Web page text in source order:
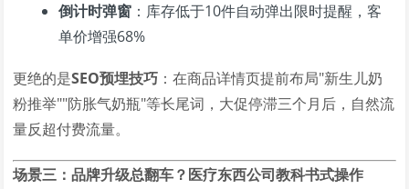
倒计时弹窗 ：库存低于10件自动弹出限时提醒，客
单价增强68%
更绝的是SEO预埋技巧 ：在商品详情页提前布局"新生儿奶
粉推举""防胀气奶瓶"等长尾词，大促停滞三个月后，自然流
量反超付费流量。
场景三：品牌升级总翻车？医疗东西公司教科书式操作